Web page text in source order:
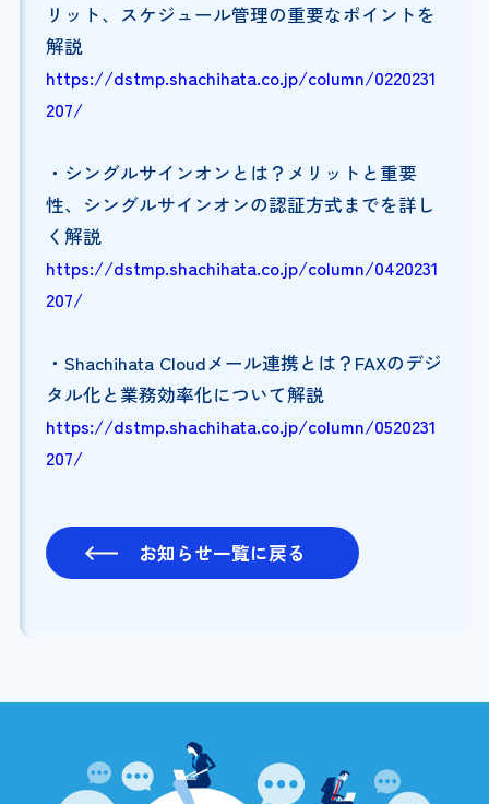
リット、スケジュール管理の重要なポイントを
解説
https://dstmp.shachihata.co.jp/column/0220231
207/
・シングルサインオンとは？メリットと重要
性、シングルサインオンの認証方式までを詳し
く解説
https://dstmp.shachihata.co.jp/column/0420231
207/
・Shachihata Cloudメール連携とは？FAXのデジ
タル化と業務効率化について解説
https://dstmp.shachihata.co.jp/column/0520231
207/
お知らせ一覧に戻る